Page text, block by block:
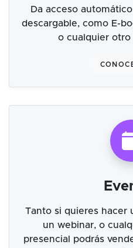
Da acceso
descargable, como E-
o cualquier
Tanto si quieres hacer
un webinar, o
presencial podrás